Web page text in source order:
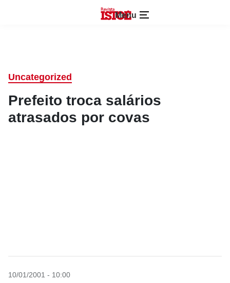
Menu
Uncategorized
Prefeito troca salários
atrasados por covas
10/01/2001 - 10:00